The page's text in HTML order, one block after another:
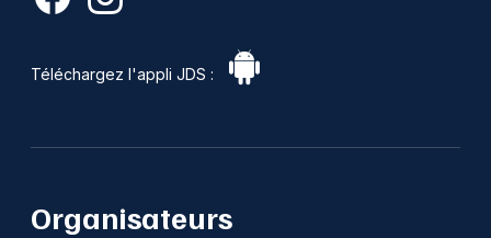
Téléchargez l'appli JDS :
Organisateurs